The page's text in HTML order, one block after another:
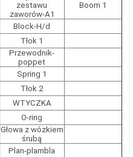
zestawu
zaworów-A1
Boom 1
Block-H/d
Tłok 1
Przewodnik-
poppet
Spring 1
Tłok 2
WTYCZKA
O-ring
Głowa z wózkiem
śrubą
Plan-plambla